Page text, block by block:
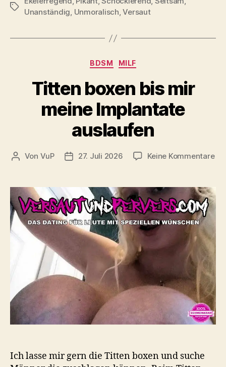
Schlagwörter
Unanständig, Unmoralisch,Versaut
Kategorien
BDSM MILF
Titten boxen bis mir
meine Implantate
auslaufen
Beitragsautor
Von VuP Veröffentlichungsdatum
27. Juli 2026 Keine Kommentarezu
mir
Ich lasse mir gern die Titten boxen und suche